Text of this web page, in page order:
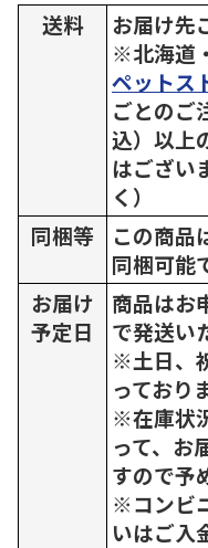
送料
お届け先
※北海道
ペットス
ごとのご
込）以上
はござい
く）
同梱等
この商品
同梱可能
お届け
予定日
商品はお
で発送い
※土日、
っており
※在庫状
って、お
すので予
※コンビ
いはご入